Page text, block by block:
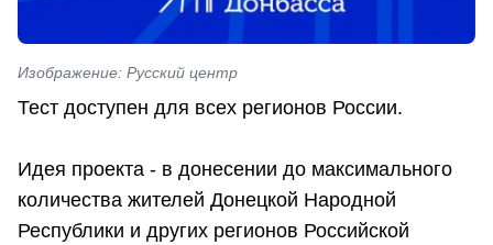
Изображение: Русский центр
Тест доступен для всех регионов России.
Идея проекта - в донесении до максимального
количества жителей Донецкой Народной
Республики и других регионов Российской